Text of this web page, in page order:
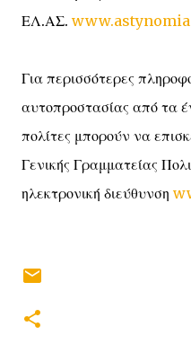
ΕΛ.ΑΣ.
Για περισσότερες
αυτοπροστασίας από τα
πολίτες μπορούν να
Γενικής Γραμματείας
ηλεκτρονική διεύθυνση